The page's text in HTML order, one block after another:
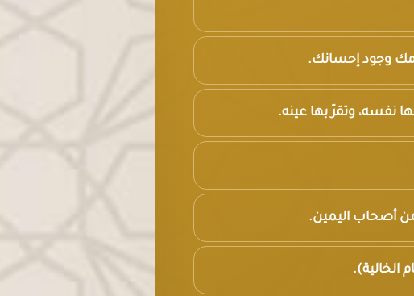
وجود إحسانك.
نفسه، وتقرّ بها عينه.
أصحاب اليمين.
الخالية).